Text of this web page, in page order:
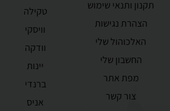
טקילה
וויסקי
וודקה
יינות
ברנדי
אניס
תקנון ותנאי שימוש
הצהרת נגישות
האלכוהול שלי
החשבון שלי
מפת אתר
צור קשר